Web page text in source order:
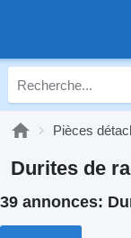
Pièces
Durites de
39 annonces: